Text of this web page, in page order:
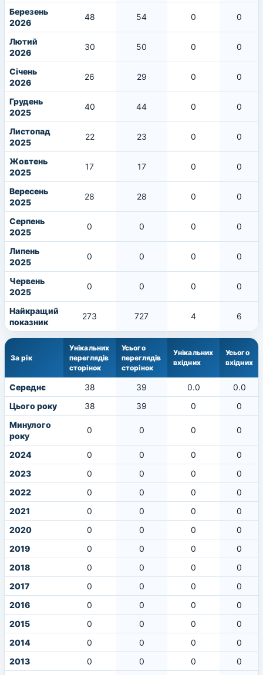
Березень
2026
48 54 0 0
Лютий
2026
30 50 0 0
Січень
2026
26 29 0 0
Грудень
2025
40 44 0 0
Листопад
2025
22 23 0 0
Жовтень
2025
17 17 0 0
Вересень
2025
28 28 0 0
Серпень
2025
0 0 0 0
Липень
2025
0 0 0 0
Червень
2025
0 0 0 0
Найкращий
показник
273 727 4 6
За рік
Унікальних
переглядів
сторінок
Усього
переглядів
сторінок
Унікальних
вхідних
Усього
вхідних
Середнє 38 39 0.0
0.0
Цього року
38 39 0
0
Минулого
року
0 0 0 0
2024 0 0 0
0
2023
0 0 0
0
2022
0 0 0
0
2021
0 0 0
0
2020
0 0 0
0
2019
0 0 0
0
2018
0 0 0
0
2017
0 0 0
0
2016
0 0 0
0
2015
0 0 0
0
2014
0 0 0
0
2013
0 0 0 0